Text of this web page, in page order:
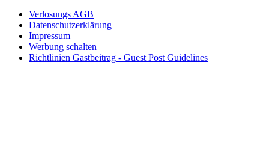
Verlosungs AGB
Datenschutzerklärung
Impressum
Werbung schalten
Richtlinien Gastbeitrag - Guest Post Guidelines